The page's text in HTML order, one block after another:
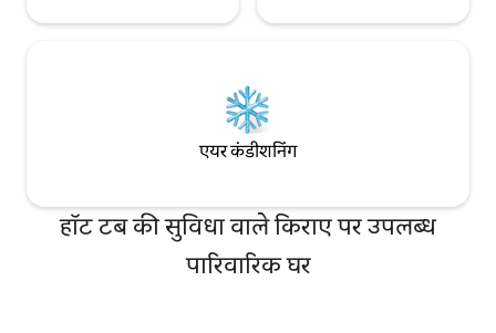
एयर कंडीशनिंग
हॉट टब की सुविधा वाले किराए पर उपलब्ध
पारिवारिक घर